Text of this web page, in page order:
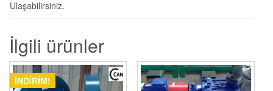
Ulaşabilirsiniz.
İlgili ürünler
İNDIRIM!